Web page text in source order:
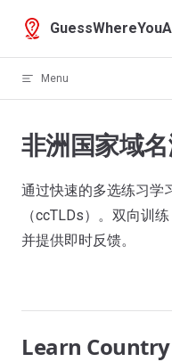
Skip to content
Menu
非洲国家域
通过快速的多选练习学
（ccTLDs）。双向训
并提供即时反馈。
Learn